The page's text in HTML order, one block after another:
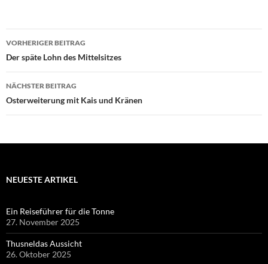
Beitragsnavigation
VORHERIGER BEITRAG
Der späte Lohn des Mittelsitzes
NÄCHSTER BEITRAG
Osterweiterung mit Kais und Kränen
NEUESTE ARTIKEL
Ein Reiseführer für die Tonne
27. November 2025
Thusneldas Aussicht
26. Oktober 2025